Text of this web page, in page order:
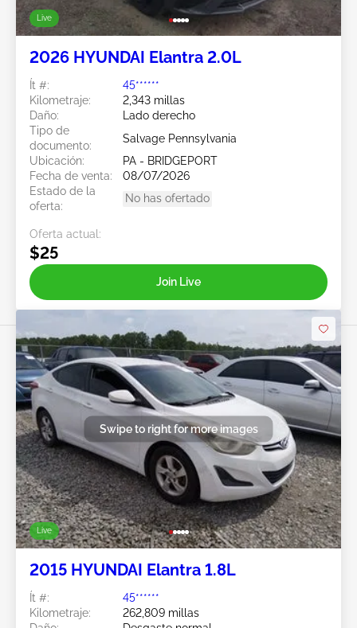
Live
2026 HYUNDAI Elantra 2.0L
Ít #:
45******
Kilometraje:
2,343 millas
Daño:
Lado derecho
Tipo de
documento:
Salvage Pennsylvania
Ubicación:
PA - BRIDGEPORT
Fecha de venta:
08/07/2026
Estado de la
oferta:
No has ofertado
Oferta actual:
$25
Join Live
Live
Swipe to right for more images
2015 HYUNDAI Elantra 1.8L
Ít #:
45******
Kilometraje:
262,809 millas